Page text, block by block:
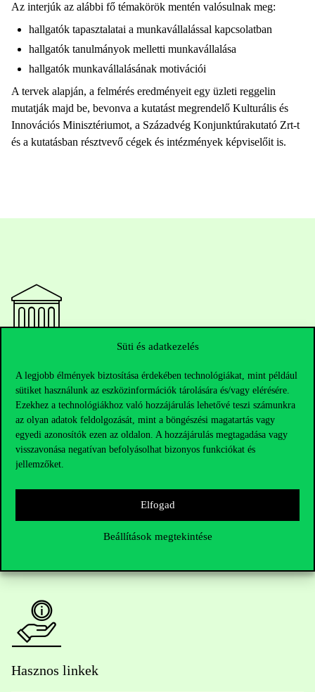
Süti és adatkezelés
A legjobb élmények biztosítása érdekében technológiákat, mint például
sütiket használunk az eszközinformációk tárolására és/vagy elérésére.
Ezekhez a technológiákhoz való hozzájárulás lehetővé teszi számunkra
az olyan adatok feldolgozását, mint a böngészési magatartás vagy
egyedi azonosítók ezen az oldalon. A hozzájárulás megtagadása vagy
visszavonása negatívan befolyásolhat bizonyos funkciókat és
jellemzőket.
Elfogad
Beállítások megtekintése
Az interjúk az alábbi fő témakörök mentén valósulnak meg:
hallgatók tapasztalatai a munkavállalással kapcsolatban
hallgatók tanulmányok melletti munkavállalása
hallgatók munkavállalásának motivációi
A tervek alapján, a felmérés eredményeit egy üzleti reggelin
mutatják majd be, bevonva a kutatást megrendelő Kulturális és
Innovációs Minisztériumot, a Századvég Konjunktúrakutató Zrt-t
és a kutatásban résztvevő cégek és intézmények képviselőit is.
Telefonszám:+36 1 482 5000
Kérdésed van a felvételivel kapcsolatban?
HUB jelenlegi hallgatóinknak
Hasznos linkek